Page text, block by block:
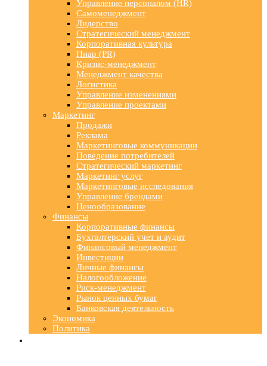
Управление персоналом (HR)
Самоменеджмент
Лидерство
Стратегический менеджмент
Корпоративная культура
Пиар (PR)
Кризис-менеджмент
Менеджмент качества
Логистика
Управление изменениями
Управление проектами
Маркетинг
Продажи
Реклама
Маркетинговые коммуникации
Поведение потребителей
Стратегический маркетинг
Маркетинг услуг
Маркетинговые исследования
Управление брендами
Ценообразование
Финансы
Корпоративные финансы
Бухгалтерский учет и аудит
Финансовый менеджмент
Инвестиции
Личные финансы
Налогообложение
Риск-менеджмент
Рынок ценных бумаг
Банковская деятельность
Экономика
Политика